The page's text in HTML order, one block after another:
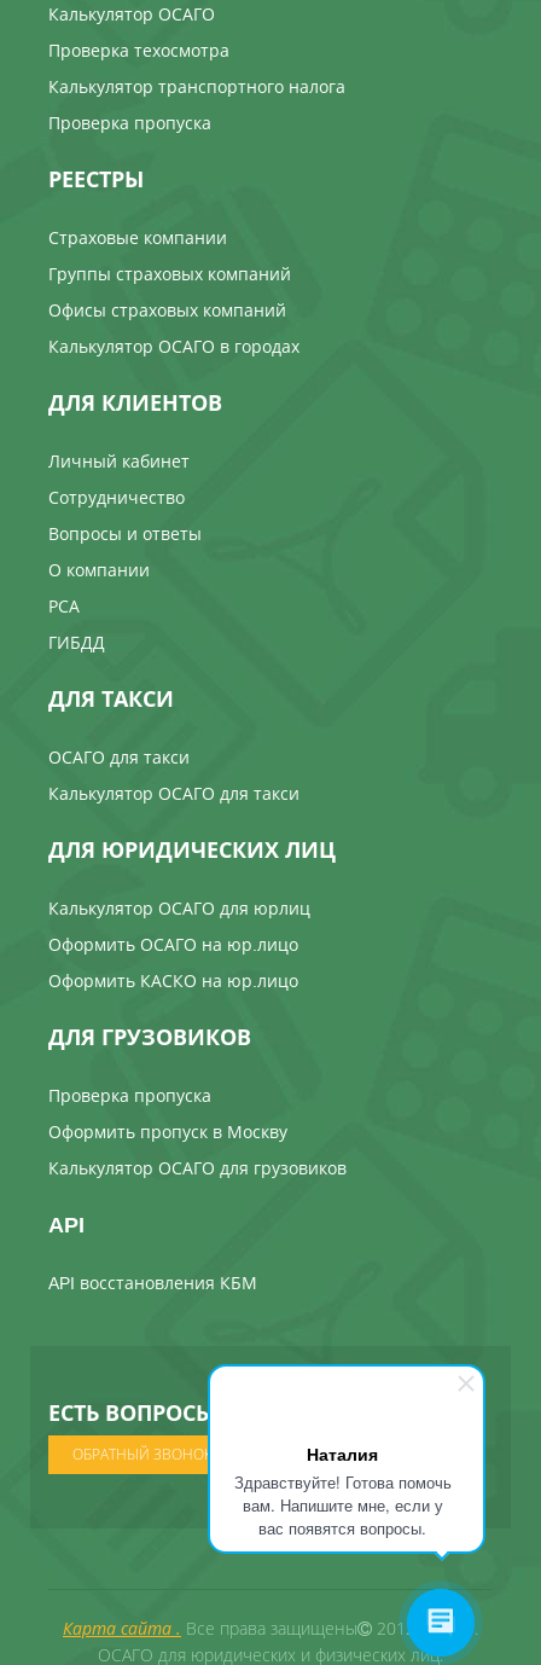
Наталия
Здравствуйте! Готова помочь
вам. Напишите мне, если у
вас появятся вопросы.
Калькулятор ОСАГО
Проверка техосмотра
Калькулятор транспортного налога
Проверка пропуска
РЕЕСТРЫ
Страховые компании
Группы страховых компаний
Офисы страховых компаний
Калькулятор ОСАГО в городах
ДЛЯ КЛИЕНТОВ
Личный кабинет
Сотрудничество
Вопросы и ответы
О компании
РСА
ГИБДД
ДЛЯ ТАКСИ
ОСАГО для такси
Калькулятор ОСАГО для такси
ДЛЯ ЮРИДИЧЕСКИХ ЛИЦ
Калькулятор ОСАГО для юрлиц
Оформить ОСАГО на юр.лицо
Оформить КАСКО на юр.лицо
ДЛЯ ГРУЗОВИКОВ
Проверка пропуска
Оформить пропуск в Москву
Калькулятор ОСАГО для грузовиков
API
API восстановления КБМ
ЕСТЬ ВОПРОСЫ ? МЫ ПОЗВОНИМ
ОБРАТНЫЙ ЗВОНОК
Карта сайта . Все права защищены
2012 - 2026 .
ОСАГО для юридических и физических лиц.